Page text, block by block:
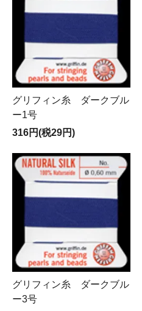
グリフィン糸 ダークブル
ー1号
316円(税29円)
グリフィン糸 ダークブル
ー3号